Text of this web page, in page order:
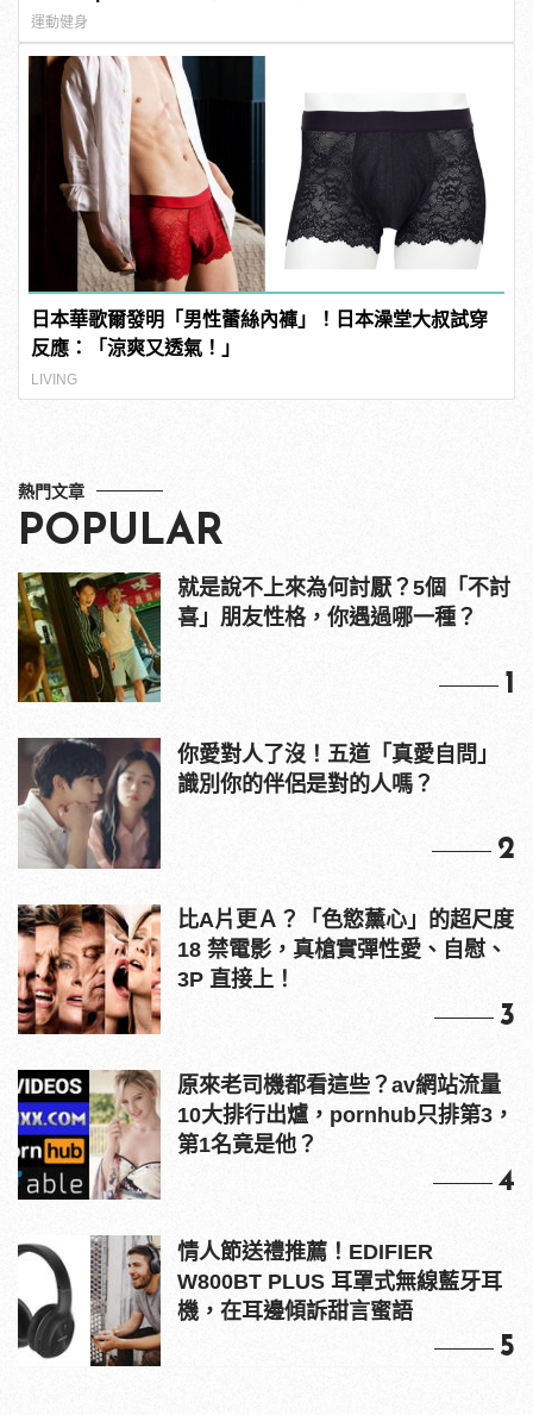
運動健身
日本華歌爾發明「男性蕾絲內褲」！日本澡堂大叔試穿
反應：「涼爽又透氣！」
LIVING
熱門文章
POPULAR
就是說不上來為何討厭？5個「不討
喜」朋友性格，你遇過哪一種？
1
你愛對人了沒！五道「真愛自問」
識別你的伴侶是對的人嗎？
2
比A片更Ａ？「色慾薰心」的超尺度
18 禁電影，真槍實彈性愛、自慰、
3P 直接上！
3
原來老司機都看這些？av網站流量
10大排行出爐，pornhub只排第3，
第1名竟是他？
4
情人節送禮推薦！EDIFIER
W800BT PLUS 耳罩式無線藍牙耳
機，在耳邊傾訴甜言蜜語
5